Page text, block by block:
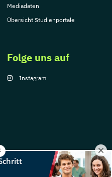
Mediadaten
Übersicht Studienportale
Folge uns auf
Instagram